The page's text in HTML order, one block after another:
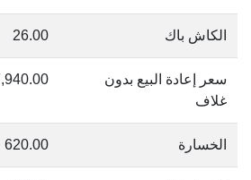
الكاش باك 26.00
سعر إعادة البيع بدون
غلاف
الخسارة 620.00